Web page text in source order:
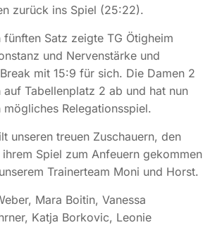
zurück ins Spiel (25:22).
fünften Satz zeigte TG Ötigheim
und Nervenstärke und
mit 15:9 für sich. Die Damen 2
auf Tabellenplatz 2 ab und hat nun
Relegationsspiel.
unseren treuen Zuschauern, den
Spiel zum Anfeuern gekommen
Trainerteam Moni und Horst.
Mara Boitin, Vanessa
Katja Borkovic, Leonie